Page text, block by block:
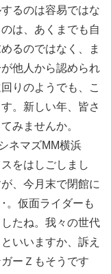
るのは容易ではな
は、あくまでも自
るのではなく、ま
他人から認められ
りのようでも、こ
。新しい年、皆さ
みませんか。
ネマズMM横浜
をはしごしまし
、今月末で閉館に
。仮面ライダーも
たね。我々の世代
いいますか、訴え
ーＺもそうです